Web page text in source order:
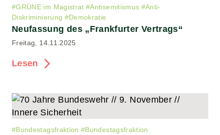
#GRÜNE im Magistrat #Antisemitismus #Anti-
Diskriminierung #Demokratie
Neufassung des „Frankfurter Vertrags“
Freitag, 14.11.2025
Lesen
#Bundestagsfraktion #Bundestagsfraktion